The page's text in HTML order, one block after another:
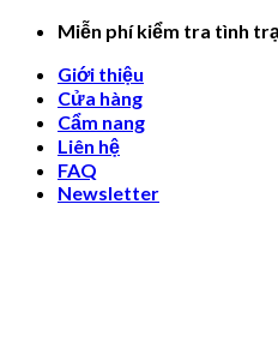
Skip
content
Miễn phí kiểm tra tình
Giới thiệu
Cửa hàng
Cẩm nang
Liên hệ
FAQ
Newsletter